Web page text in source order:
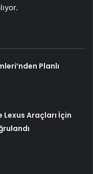
Planlı
Araçları İçin